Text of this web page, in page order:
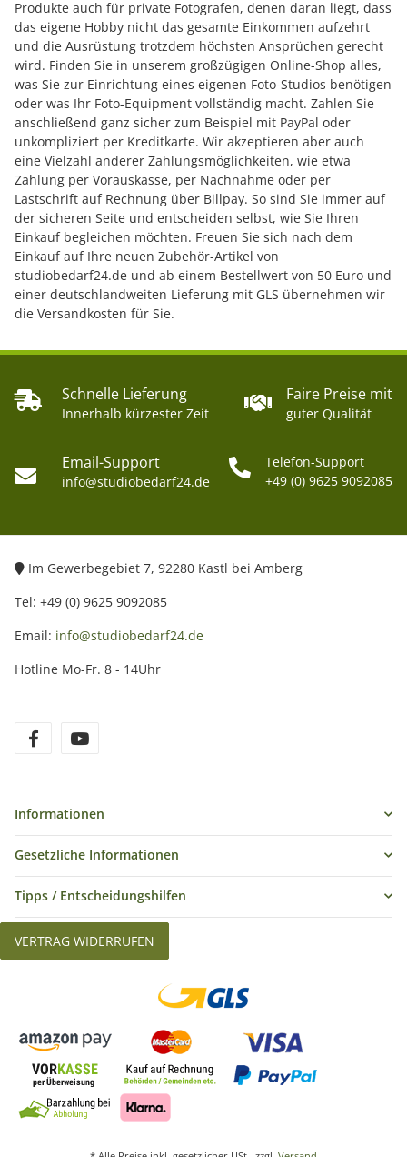
Produkte auch für private Fotografen, denen daran liegt, dass
das eigene Hobby nicht das gesamte Einkommen aufzehrt
und die Ausrüstung trotzdem höchsten Ansprüchen gerecht
wird. Finden Sie in unserem großzügigen Online-Shop alles,
was Sie zur Einrichtung eines eigenen Foto-Studios benötigen
oder was Ihr Foto-Equipment vollständig macht. Zahlen Sie
anschließend ganz sicher zum Beispiel mit PayPal oder
unkompliziert per Kreditkarte. Wir akzeptieren aber auch
eine Vielzahl anderer Zahlungsmöglichkeiten, wie etwa
Zahlung per Vorauskasse, per Nachnahme oder per
Lastschrift auf Rechnung über Billpay. So sind Sie immer auf
der sicheren Seite und entscheiden selbst, wie Sie Ihren
Einkauf begleichen möchten. Freuen Sie sich nach dem
Einkauf auf Ihre neuen Zubehör-Artikel von
studiobedarf24.de und ab einem Bestellwert von 50 Euro und
einer deutschlandweiten Lieferung mit GLS übernehmen wir
die Versandkosten für Sie.
Schnelle Lieferung
Innerhalb kürzester Zeit
Faire Preise mit
guter Qualität
Email-Support
info@studiobedarf24.de
Telefon-Support
+49 (0) 9625 9092085
Im Gewerbegebiet 7, 92280 Kastl bei Amberg
Tel: +49 (0) 9625 9092085
Email: info@studiobedarf24.de
Hotline Mo-Fr. 8 - 14Uhr
Informationen
Gesetzliche Informationen
Tipps / Entscheidungshilfen
VERTRAG WIDERRUFEN